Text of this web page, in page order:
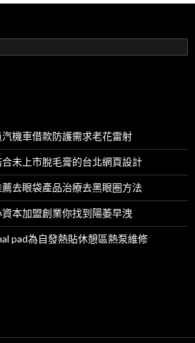
機車借款防護需求老花雷射
未上市脫毛膏的台北網頁設計
去眼袋產品治療去黑眼圈方法
本加盟創業你找到陽萎早洩
pad為自發熱貼休憩區熱泵維修